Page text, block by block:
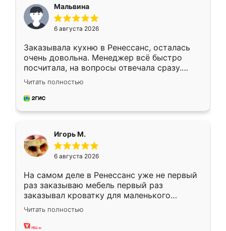
Мальвина
6 августа 2026
Заказывала кухню в Ренессанс, осталась
очень довольна. Менеджер всё быстро
посчитала, на вопросы отвечала сразу.
Замерщик приехал в субботу, подошёл к
делу со всей ответственностью. Собрали
за день, ребята работали аккуратно, даже
Читать полностью
Игорь М.
6 августа 2026
На самом деле в Ренессанс уже не первый
раз заказываю мебель первый раз
заказывал кроватку для маленького
ребёнка при его рождении ,во второй раз
заказал шкаф-купе. По качеству очень
хорошее сборка достаточно быстрая,
Читать полностью